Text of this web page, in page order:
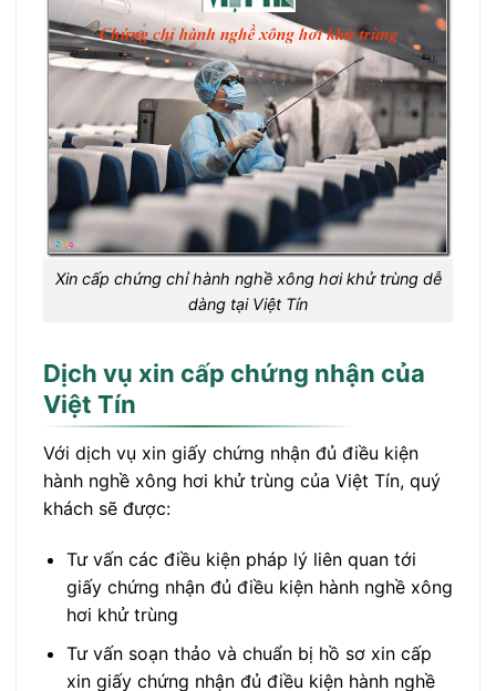
Xin cấp chứng chỉ hành nghề xông hơi khử trùng dễ
dàng tại Việt Tín
Dịch vụ xin cấp chứng nhận của
Việt Tín
Với dịch vụ xin giấy chứng nhận đủ điều kiện
hành nghề xông hơi khử trùng của Việt Tín, quý
khách sẽ được:
Tư vấn các điều kiện pháp lý liên quan tới
giấy chứng nhận đủ điều kiện hành nghề xông
hơi khử trùng
Tư vấn soạn thảo và chuẩn bị hồ sơ xin cấp
xin giấy chứng nhận đủ điều kiện hành nghề